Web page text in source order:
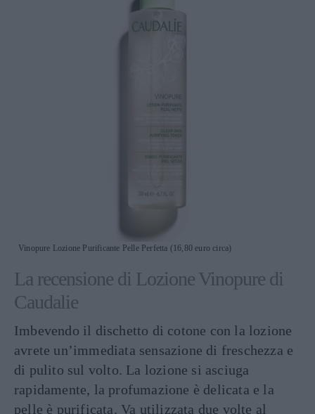
Vinopure Lozione Purificante Pelle Perfetta (16,80 euro circa)
La recensione di Lozione Vinopure di
Caudalie
Imbevendo il dischetto di cotone con la lozione
avrete un’immediata sensazione di freschezza e
di pulito sul volto. La lozione si asciuga
rapidamente, la profumazione è delicata e la
pelle è purificata. Va utilizzata due volte al